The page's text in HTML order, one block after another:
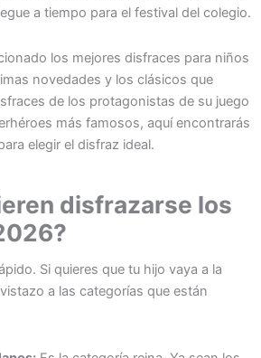
a tiempo para el festival del colegio.
los mejores disfraces para niños
novedades y los clásicos que
de los protagonistas de su juego
más famosos, aquí encontrarás
elegir el disfraz ideal.
disfrazarse los
Si quieres que tu hijo vaya a la
a las categorías que están